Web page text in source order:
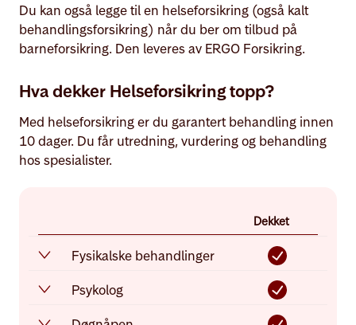
Du kan også legge til en helseforsikring (også kalt
behandlingsforsikring) når du ber om tilbud på
barneforsikring. Den leveres av ERGO Forsikring.
Hva dekker Helseforsikring topp?
Med helseforsikring er du garantert behandling innen
10 dager. Du får utredning, vurdering og behandling
hos spesialister.
Dekket
Fysikalske behandlinger
Psykolog